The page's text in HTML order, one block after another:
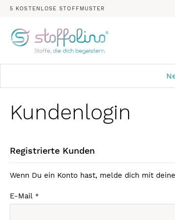
5 KOSTENLOSE STOFFMUSTER
Kundenlogin
Registrierte Kunden
Wenn Du ein Konto hast, melde dich mit
E-Mail